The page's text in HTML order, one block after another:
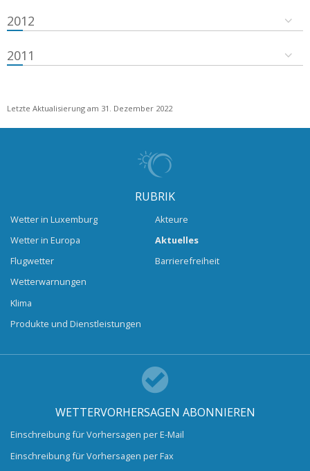
2012
2011
Letzte Aktualisierung am 31. Dezember 2022
RUBRIK
Wetter in Luxemburg
Wetter in Europa
Flugwetter
Wetterwarnungen
Klima
Produkte und Dienstleistungen
Akteure
Aktuelles
Barrierefreiheit
WETTERVORHERSAGEN ABONNIEREN
Einschreibung für Vorhersagen per E-Mail
Einschreibung für Vorhersagen per Fax